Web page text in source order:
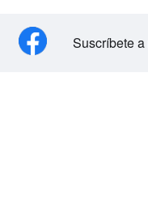
Suscríbete a